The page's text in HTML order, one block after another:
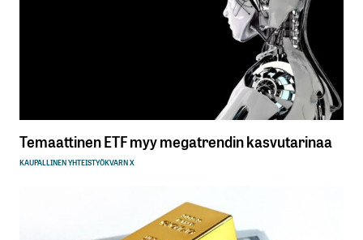
Temaattinen ETF myy megatrendin kasvutarinaa
KAUPALLINEN YHTEISTYÖKVARN X